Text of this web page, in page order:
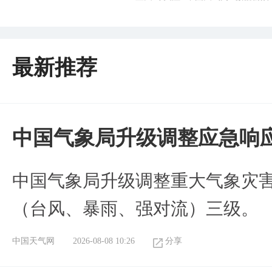
最新推荐
中国气象局升级调整应急响
中国气象局升级调整重大气象灾
（台风、暴雨、强对流）三级。
中国天气网 2026-08-08 10:26 分享